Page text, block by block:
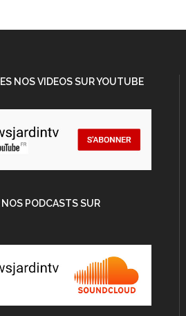
NOS VIDEOS SUR YOUTUBE
PODCASTS SUR